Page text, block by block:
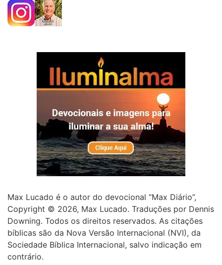
Max Lucado é o autor do devocional “Max Diário”,
Copyright © 2026, Max Lucado. Traduções por Dennis
Downing. Todos os direitos reservados. As citações
bíblicas são da Nova Versão Internacional (NVI), da
Sociedade Bíblica Internacional, salvo indicação em
contrário.